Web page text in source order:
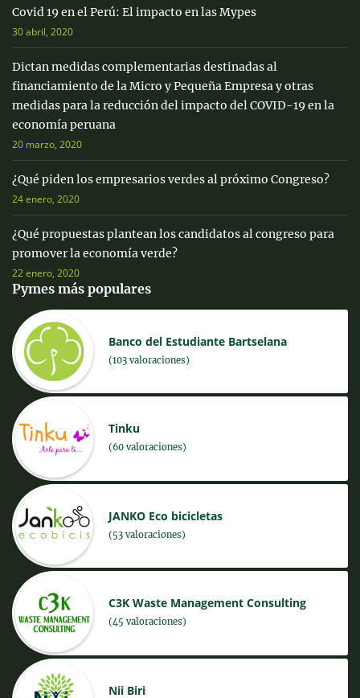
Covid 19 en el Perú: El impacto en las Mypes
30 abril, 2020
Dictan medidas complementarias destinadas al
financiamiento de la Micro y Pequeña Empresa y otras
medidas para la reducción del impacto del COVID-19 en la
economía peruana
20 marzo, 2020
¿Qué piden los empresarios verdes al próximo Congreso?
24 enero, 2020
¿Qué propuestas plantean los candidatos al congreso para
promover la economía verde?
22 enero, 2020
Pymes más populares
Banco del Estudiante Bartselana
(103 valoraciones)
Tinku
(60 valoraciones)
JANKO Eco bicicletas
(53 valoraciones)
C3K Waste Management Consulting
(45 valoraciones)
Nii Biri